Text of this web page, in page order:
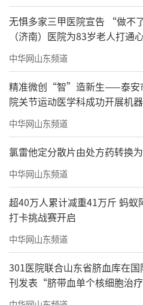
无惧多家三甲医院宣告 “做不
（济南）医院为83岁老人打通
线”
中华网山东频道
精准微创“智”造新生——泰安
院关节运动医学科成功开展机
髋关节置换术
中华网山东频道
氯雷他定分散片由处方药转换
中华网山东频道
超40万人累计减重41万斤 蚂蚁
打卡挑战赛开启
中华网山东频道
301医院联合山东省脐血库在国
刊发表“脐带血单个核细胞治
究”新成果